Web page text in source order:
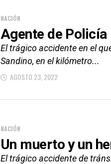
NACIÓN
Agente de Policía
El trágico accidente en el
Sandino, en el kilómetro...
AGOSTO 23, 2022
NACIÓN
Un muerto y un
El trágico accidente de